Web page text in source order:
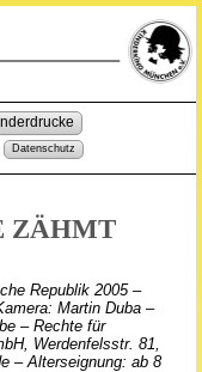
Datenschutz
ZÄHMT
Republik 2005 –
Martin Duba –
– Rechte für
Werdenfelsstr. 81,
– Alterseignung: ab 8